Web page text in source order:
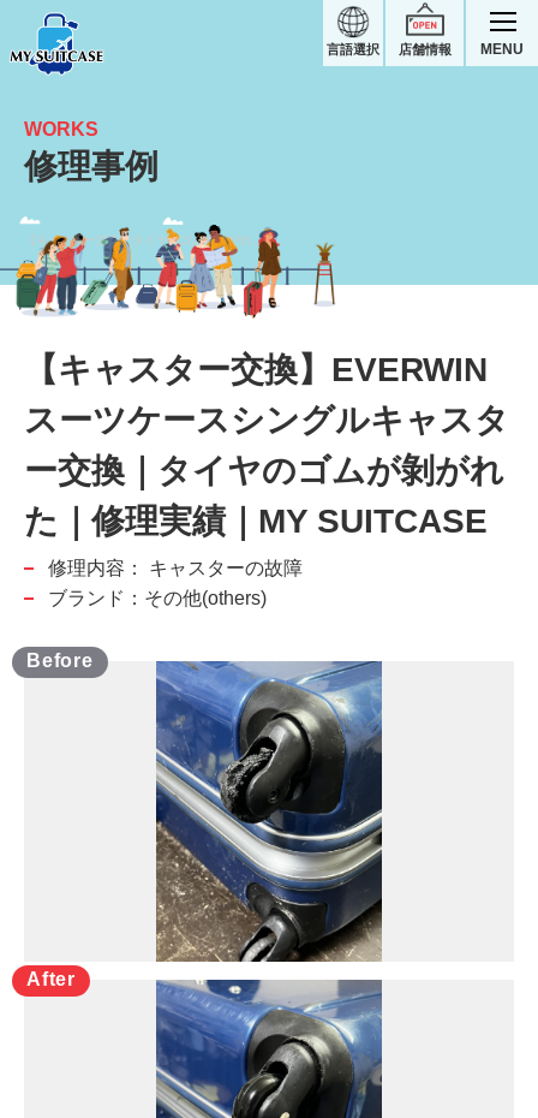
店舗情報
言語選択 MENU
【キャスター交換】タイヤのゴムが剝がれた｜EVERWINスーツケース修理実績
WORKS
修理事例
【キャスター交換】EVERWIN
スーツケースシングルキャスタ
ー交換｜タイヤのゴムが剝がれ
た｜修理実績｜MY SUITCASE
修理内容：
キャスターの故障
ブランド：その他(others)